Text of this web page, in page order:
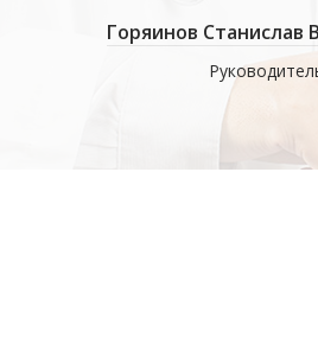
Горяинов Станислав